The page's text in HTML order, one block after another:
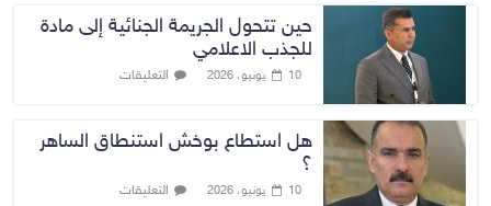
حين تتحول الجريمة الجنائية إلى مادة
للجذب الاعلامي
10 يونيو، 2026 التعليقات
هل استطاع بوخش استنطاق الساهر
؟
10 يونيو، 2026 التعليقات